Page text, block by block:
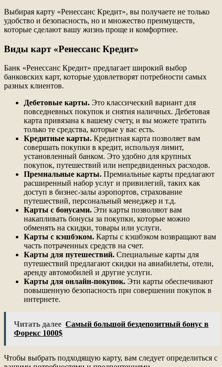
Выбирая карту «Ренессанс Кредит», вы получаете не только
удобство и безопасность, но и множество преимуществ,
которые сделают вашу жизнь проще и комфортнее.
Виды карт «Ренессанс Кредит»
Банк «Ренессанс Кредит» предлагает широкий выбор
банковских карт, которые удовлетворят потребности самых
разных клиентов.
Дебетовые карты. Это классический вариант для
повседневных покупок и снятия наличных. Дебетовая
карта привязана к вашему счету, и вы можете тратить
только те средства, которые у вас есть.
Кредитные карты. Кредитная карта позволяет вам
совершать покупки в кредит, используя лимит,
установленный банком. Это удобно для крупных
покупок, путешествий или непредвиденных расходов.
Премиальные карты. Премиальные карты предлагают
расширенный набор услуг и привилегий, таких как
доступ в бизнес-залы аэропортов, страхование
путешествий, персональный менеджер и т.д.
Карты с бонусами. Эти карты позволяют вам
накапливать бонусы за покупки, которые можно
обменять на скидки, товары или услуги.
Карты с кэшбэком. Карты с кэшбэком возвращают вам
часть потраченных средств на счет.
Карты для путешествий. Специальные карты для
путешествий предлагают скидки на авиабилеты, отели,
аренду автомобилей и другие услуги.
Карты для онлайн-покупок. Эти карты обеспечивают
повышенную безопасность при совершении покупок в
интернете.
Читать далее Самый большой бездепозитный бонус в
Форекс 1000$
Чтобы выбрать подходящую карту, вам следует определиться с